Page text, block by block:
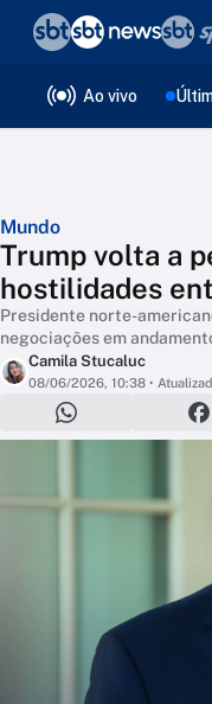
Ao vivo
Mundo
Trump volta a
hostilidades
Presidente norte-
negociações em
Camila Stucaluc
08/06/2026, 10:38 •
❮voltar